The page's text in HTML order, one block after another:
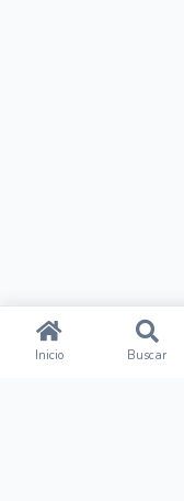
Inicio Buscar